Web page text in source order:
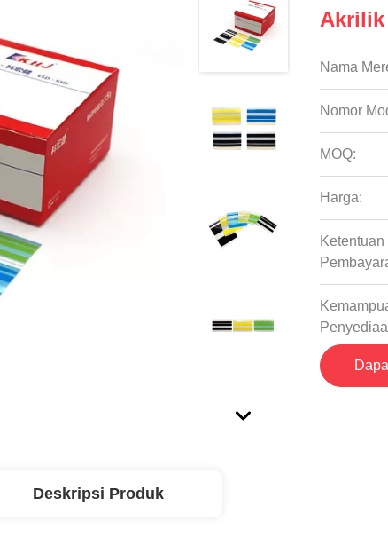
Akrilik
Nama
Nomor
MOQ:
Harga:
Ketentuan
Deskripsi Produk